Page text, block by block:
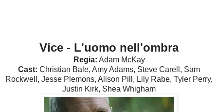
Vice - L'uomo nell'ombra
Regia: Adam McKay
Cast: Christian Bale, Amy Adams, Steve Carell, Sam
Rockwell, Jesse Plemons, Alison Pill, Lily Rabe, Tyler Perry,
Justin Kirk, Shea Whigham